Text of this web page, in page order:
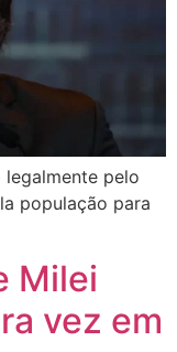
legalmente pelo
população para
Milei
vez em